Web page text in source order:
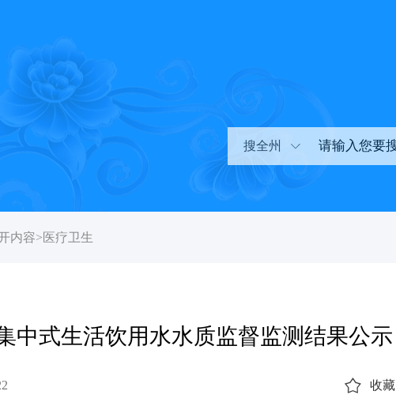
搜全州
内容>医疗卫生
中式生活饮用水水质监督监测结果公示
收藏